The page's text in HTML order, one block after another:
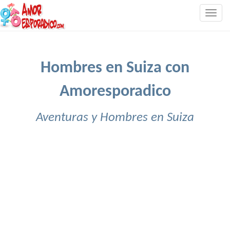
Hombres en Suiza con
Amoresporadico
Aventuras y Hombres en Suiza